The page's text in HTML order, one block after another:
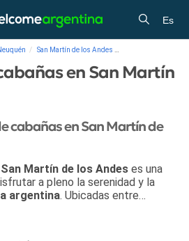
Es
San Martín de los Andes
en San Martín
cabañas en San Martín de
Martín de los Andes es una
a pleno la serenidad y la
argentina. Ubicadas entre
Lanín